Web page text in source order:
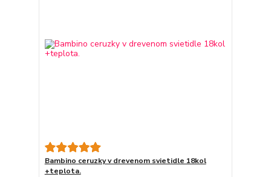
Bambino ceruzky v drevenom svietidle 18kol
+teplota.